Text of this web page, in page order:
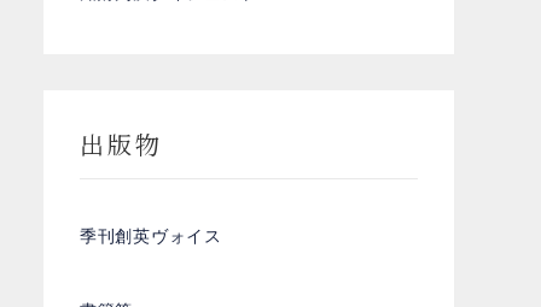
出版物
季刊創英ヴォイス